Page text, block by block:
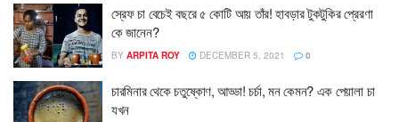
স্রেফ চা বেচেই বছরে ৫ কোটি আয় তাঁর! হাবড়ার টুকটুকির প্রেরণা
কে জানেন?
BY ARPITA ROY DECEMBER 5, 2021 0
চারমিনার থেকে চতুষ্কোণ, আড্ডা! চর্চা, মন কেমন? এক পেয়ালা চা
যখন